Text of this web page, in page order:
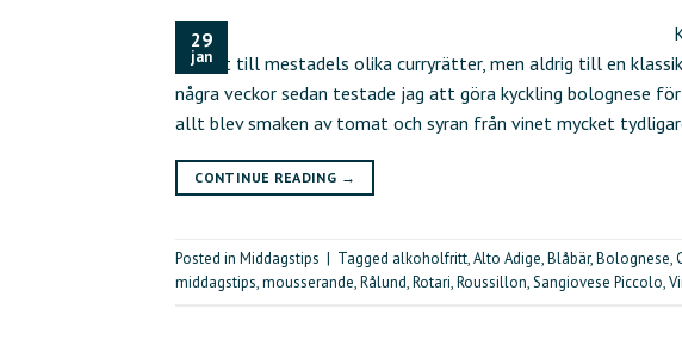
29
jan
använt till mestadels olika curryrätter, men aldrig till en
några veckor sedan testade jag att göra kyckling bolognese
allt blev smaken av tomat och syran från vinet mycket
CONTINUE READING →
Posted in Middagstips | Tagged alkoholfritt,Alto Adige,Blåbär,Bolognese,
middagstips,mousserande,Rålund,Rotari,Roussillon,Sangiovese Piccolo,